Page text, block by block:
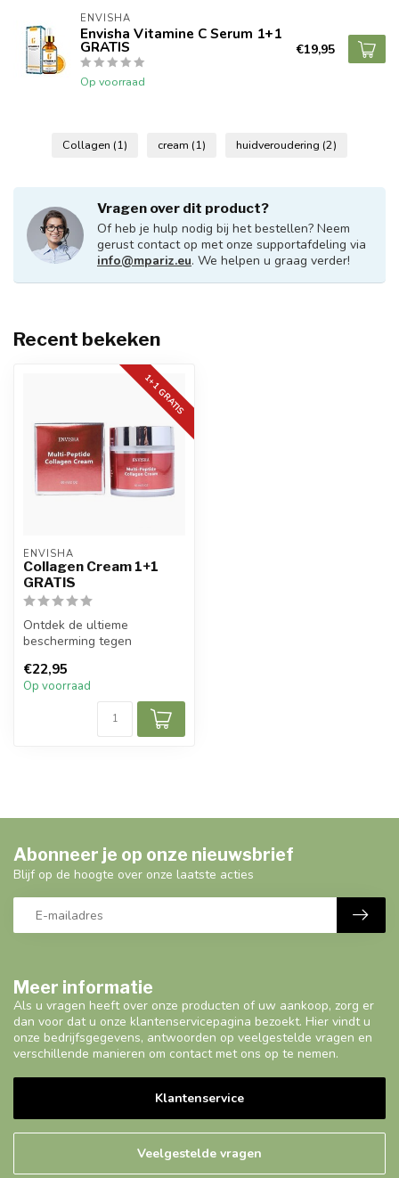
ENVISHA
Envisha Vitamine C Serum 1+1
GRATIS
Op voorraad
€19,95
Collagen (1) cream (1) huidveroudering (2)
Vragen over dit product?
Of heb je hulp nodig bij het bestellen? Neem
gerust contact op met onze supportafdeling via
info@mpariz.eu. We helpen u graag verder!
Recent bekeken
1+1 GRATIS
ENVISHA
Collagen Cream 1+1
GRATIS
Ontdek de ultieme
bescherming tegen
Multi Peptide Colla...
€22,95
Op voorraad
Meer informatie
Als u vragen heeft over onze producten of uw aankoop, zorg er
dan voor dat u onze klantenservicepagina bezoekt. Hier vindt u
onze bedrijfsgegevens, antwoorden op veelgestelde vragen en
verschillende manieren om contact met ons op te nemen.
Klantenservice
Veelgestelde vragen
Abonneer je op onze nieuwsbrief
Blijf op de hoogte over onze laatste acties